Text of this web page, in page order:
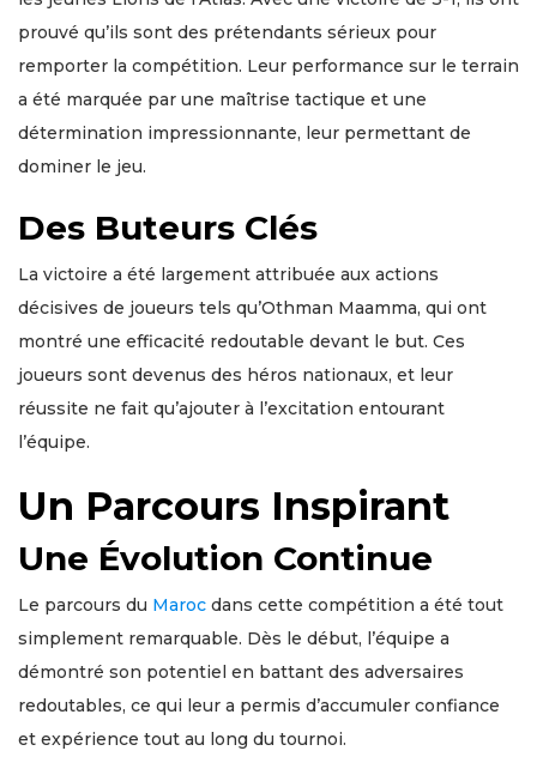
prouvé qu’ils sont des prétendants sérieux pour
remporter la compétition. Leur performance sur le terrain
a été marquée par une maîtrise tactique et une
détermination impressionnante, leur permettant de
dominer le jeu.
Des Buteurs Clés
La victoire a été largement attribuée aux actions
décisives de joueurs tels qu’Othman Maamma, qui ont
montré une efficacité redoutable devant le but. Ces
joueurs sont devenus des héros nationaux, et leur
réussite ne fait qu’ajouter à l’excitation entourant
l’équipe.
Un Parcours Inspirant
Une Évolution Continue
Le parcours du Maroc dans cette compétition a été tout
simplement remarquable. Dès le début, l’équipe a
démontré son potentiel en battant des adversaires
redoutables, ce qui leur a permis d’accumuler confiance
et expérience tout au long du tournoi.